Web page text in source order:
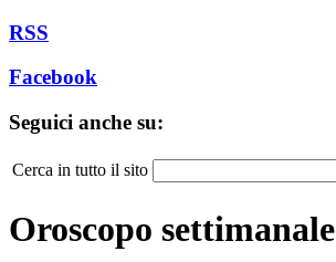
RSS
Facebook
Seguici anche su:
Cerca in tutto il sito
Oroscopo settimanale